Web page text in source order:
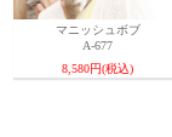
マニッシュボブ
A-677
8,580円(税込)